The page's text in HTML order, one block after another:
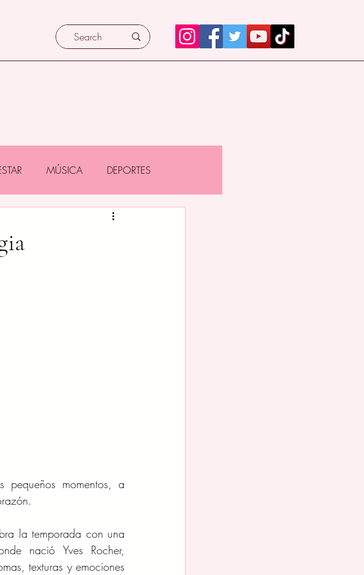
MÚSICA DEPORTES
momentos, a
la temporada con una
nació Yves Rocher,
texturas y emociones